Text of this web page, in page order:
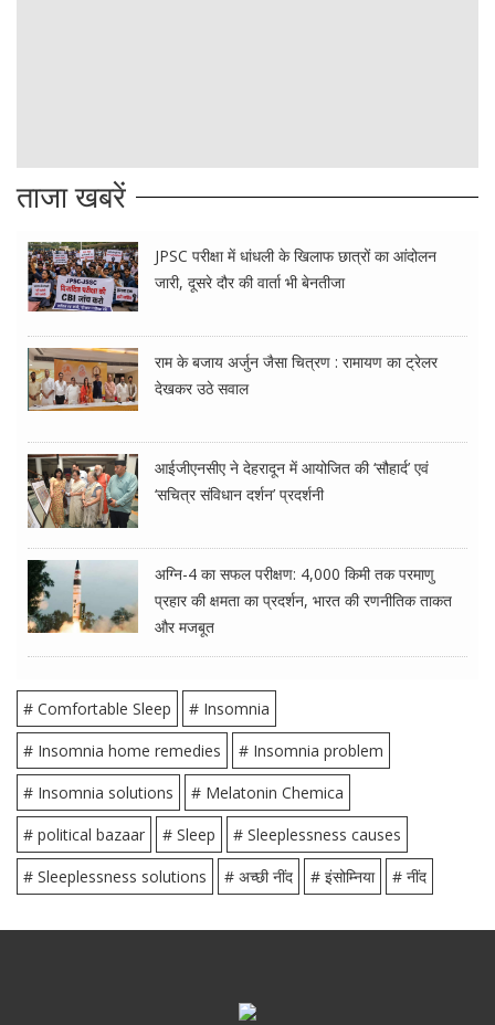
ताजा खबरें
JPSC परीक्षा में धांधली के खिलाफ छात्रों का आंदोलन
जारी, दूसरे दौर की वार्ता भी बेनतीजा
राम के बजाय अर्जुन जैसा चित्रण : रामायण का ट्रेलर
देखकर उठे सवाल
आईजीएनसीए ने देहरादून में आयोजित की ‘सौहार्द’ एवं
‘सचित्र संविधान दर्शन’ प्रदर्शनी
अग्नि-4 का सफल परीक्षण: 4,000 किमी तक परमाणु
प्रहार की क्षमता का प्रदर्शन, भारत की रणनीतिक ताकत
और मजबूत
# Comfortable Sleep
# Insomnia
# Insomnia home remedies
# Insomnia problem
# Insomnia solutions
# Melatonin Chemica
# political bazaar
# Sleep
# Sleeplessness causes
# Sleeplessness solutions
# अच्छी नींद # इंसोम्निया # नींद